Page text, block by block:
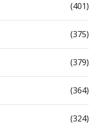
(401)
(375)
(379)
(364)
(324)